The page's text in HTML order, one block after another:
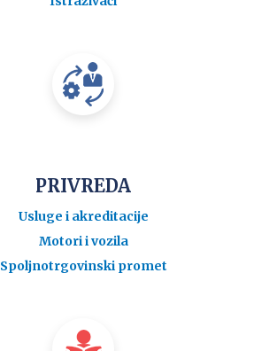
PRIVREDA
Usluge i akreditacije
Motori i vozila
Spoljnotrgovinski promet